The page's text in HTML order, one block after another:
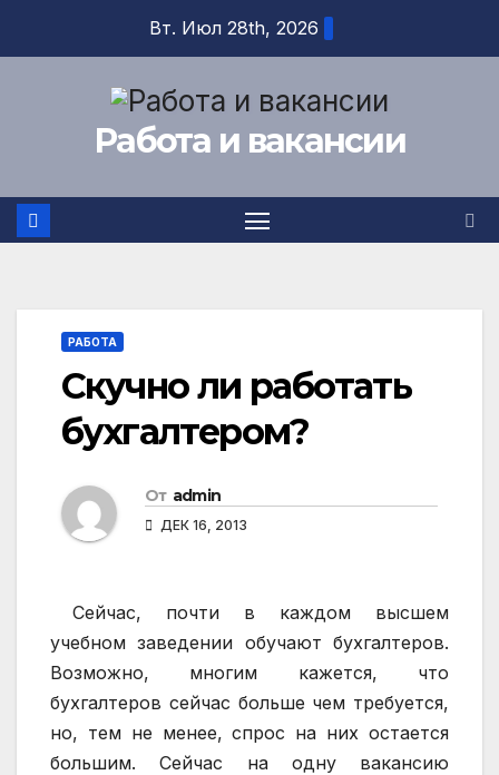
содержимому
Вт. Июл 28th, 2026
Работа и вакансии
РАБОТА
Скучно ли работать
бухгалтером?
От admin
ДЕК 16, 2013
Сейчас, почти в каждом высшем
учебном заведении обучают бухгалтеров.
Возможно, многим кажется, что
бухгалтеров сейчас больше чем требуется,
но, тем не менее, спрос на них остается
большим. Сейчас на одну вакансию